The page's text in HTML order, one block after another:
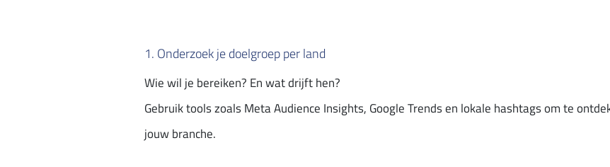
1. Onderzoek je doelgroep per land
Wie wil je bereiken? En wat drijft hen?
Gebruik tools zoals Meta Audience Insights, Google Trends en lokale hashtags om te
jouw branche.